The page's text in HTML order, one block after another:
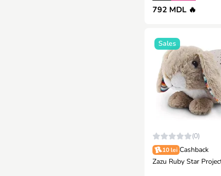
792 MDL 🔥
Sales
(0)
10 lei Cashback
Zazu Ruby Star